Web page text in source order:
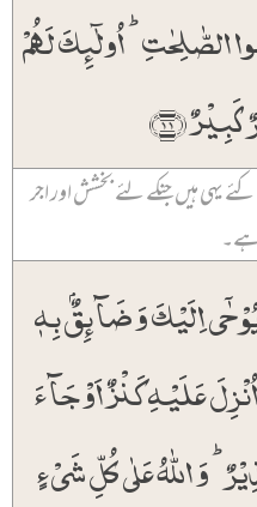
الصّٰلِحٰتِ ؕ اُولٰٓئِکَ لَہُمۡ
﴿۱۱﴾
یہی ہیں جنکے لئے بخشش اور اجر
اِلَیۡکَ وَ ضَآئِقٌۢ بِہٖ
عَلَیۡہِ کَنۡزٌ اَوۡ جَآءَ
وَ اللّٰہُ عَلٰی کُلِّ شَیۡءٍ